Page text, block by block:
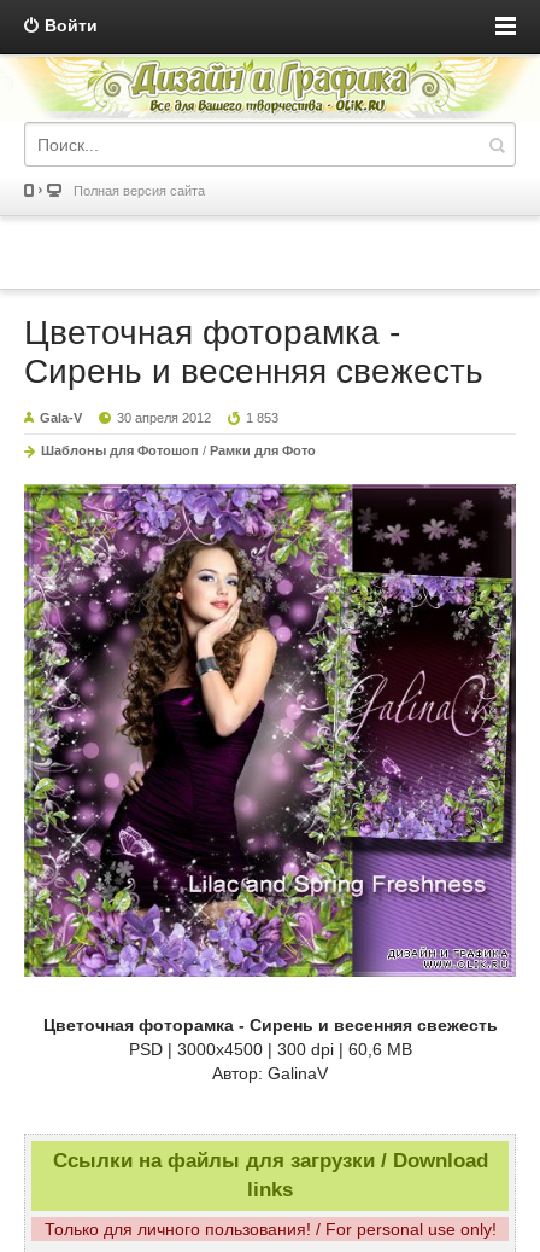
Войти
Полная версия сайта
Цветочная фоторамка -
Сирень и весенняя свежесть
Gala-V 30 апреля 2012 1 853
Шаблоны для Фотошоп / Рамки для Фото
Цветочная фоторамка - Сирень и весенняя свежесть
PSD | 3000x4500 | 300 dpi | 60,6 MB
Автор: GalinaV
Ссылки на файлы для загрузки / Download
links
Только для личного пользования! / For personal use only!